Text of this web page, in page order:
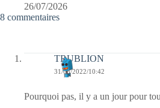
26/07/2026
8 commentaires
TRUBLION
31/08/2022/10:42
Pourquoi pas, il y a un jour pour